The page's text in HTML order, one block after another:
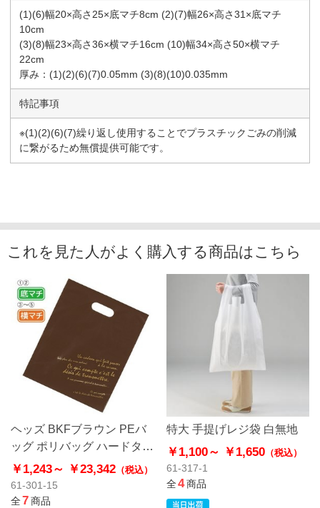
(1)(6)幅20×高さ25×底マチ8cm (2)(7)幅26×高さ31×底マチ
10cm
(3)(8)幅23×高さ36×横マチ16cm (10)幅34×高さ50×横マチ
22cm
厚み：(1)(2)(6)(7)0.05mm (3)(8)(10)0.035mm
特記事項
※(1)(2)(6)(7)繰り返し使用することでプラスチックごみの削減
に繋がるため無償提供可能です。
これを見た人がよく購入する商品はこちら
ヘッズ BKFブラウン PEバ
ッグ ポリバッグ ハードタイ
プ
￥1,243～ ￥23,342 （税込）
61-301-15
全7商品
特大 手提げレジ袋 白無地
￥1,100～ ￥1,650（税込）
61-317-1
全4商品